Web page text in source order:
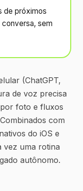
de próximos
sem
(ChatGPT,
de voz precisa
foto e fluxos
com
do iOS e
vez uma rotina
autônomo.